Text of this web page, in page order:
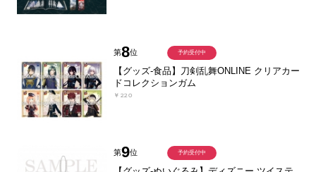
第8位
【グッズ-食品】刀剣乱舞ONLINE クリアカー
ドコレクションガム
￥220
予約受付中
第9位 予約受付中